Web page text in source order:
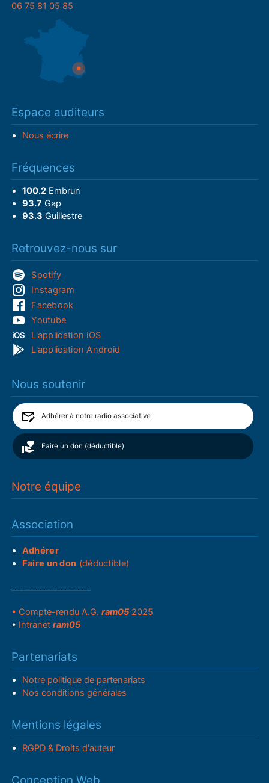
06 75 81 05 85
Espace auditeurs
Nous écrire
Fréquences
100.2Embrun
93.7 Gap
93.3 Guillestre
Retrouvez-nous sur
Spotify
Instagram
Facebook
Youtube
L'application iOS
L'application Android
Nous soutenir
Adhérer à notre radio associative
Faire un don (déductible)
Notre équipe
Association
Adhérer
Faire un don (déductible)
• Compte-rendu A.G.ram05 2025
• Intranetram05
Partenariats
Notre politique de partenariats
Nos conditions générales
Mentions légales
RGPD & Droits d'auteur
Conception Web